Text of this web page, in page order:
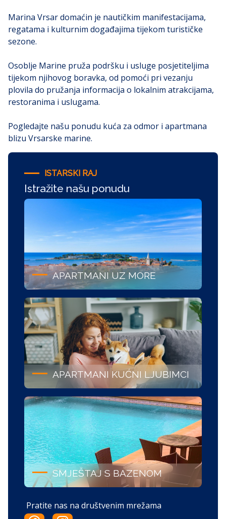
ISTARSKI RAJ
Istražite našu ponudu
APARTMANI UZ MORE
APARTMANI KUĆNI LJUBIMCI
SMJEŠTAJ S BAZENOM
Pratite nas na društvenim mrežama
Marina Vrsar domaćin je nautičkim manifestacijama,
regatama i kulturnim događajima tijekom turističke
sezone.
Osoblje Marine pruža podršku i usluge posjetiteljima
tijekom njihovog boravka, od pomoći pri vezanju
plovila do pružanja informacija o lokalnim atrakcijama,
restoranima i uslugama.
Pogledajte našu ponudu kuća za odmor i apartmana
blizu Vrsarske marine.